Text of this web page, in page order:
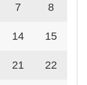
7 8
14 15
21 22